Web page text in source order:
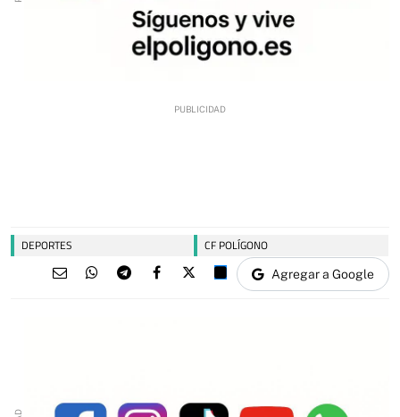
DEPORTES CF POLÍGONO
Agregar a Google